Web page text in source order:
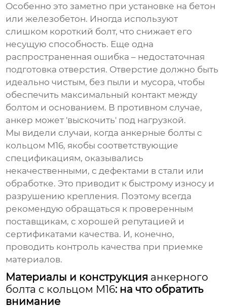
Особенно это заметно при установке на бетон
или железобетон. Иногда используют
слишком короткий болт, что снижает его
несущую способность. Еще одна
распространенная ошибка – недостаточная
подготовка отверстия. Отверстие должно быть
идеально чистым, без пыли и мусора, чтобы
обеспечить максимальный контакт между
болтом и основанием. В противном случае,
анкер может 'выскочить' под нагрузкой.
Мы видели случаи, когда анкерные болты с
кольцом М16, якобы соответствующие
спецификациям, оказывались
некачественными, с дефектами в стали или
обработке. Это приводит к быстрому износу и
разрушению крепления. Поэтому всегда
рекомендую обращаться к проверенным
поставщикам, с хорошей репутацией и
сертификатами качества. И, конечно,
проводить контроль качества при приемке
материалов.
Материалы и конструкция анкерного
болта с кольцом М16: на что обратить
внимание